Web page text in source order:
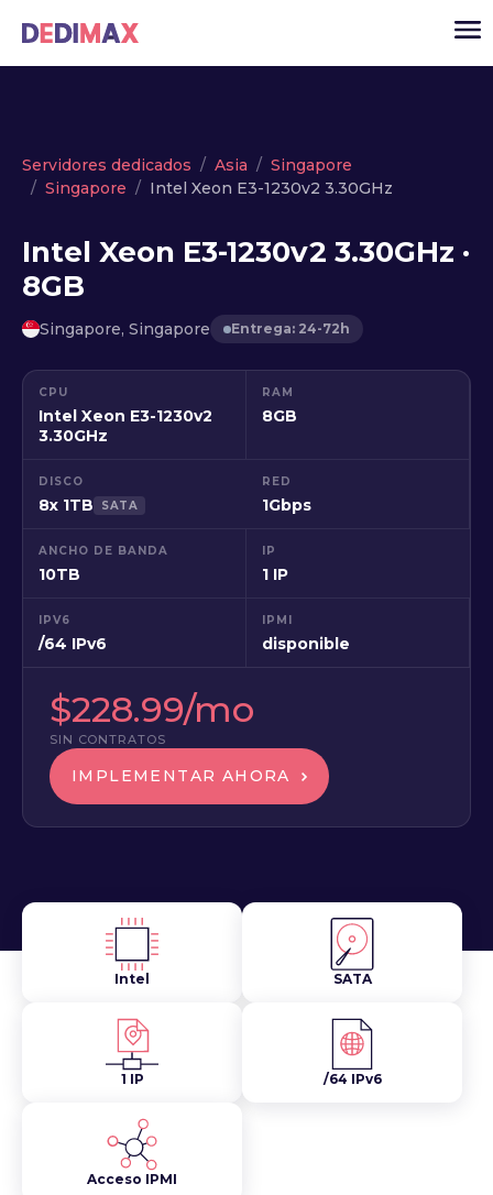
VPS
Servidores dedicados
API
Noticias
Servidores dedicados Asia
Singapore
Singapore
Intel Xeon E3-1230v2 3.30GHz
Intel Xeon E3-1230v2 3.30GHz ·
8GB
Singapore, Singapore Entrega: 24-72h
CPU
Intel Xeon E3-1230v2
3.30GHz
RAM
8GB
DISCO
8x 1TB SATA
RED
1Gbps
ANCHO DE BANDA
10TB
IP
1 IP
IPV6
/64 IPv6
IPMI
disponible
$228.99/mo
SIN CONTRATOS
IMPLEMENTAR AHORA
Intel SATA
1 IP /64 IPv6
Acceso IPMI